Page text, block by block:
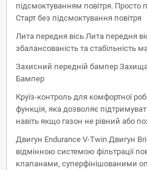
підсмоктуванням повітря. Просто
Старт без підсмоктування повітря
Лита передня вісь Лита передня
збалансованість та стабільність
Захисний передній бампер
Бампер
Круїз-контроль для комфортної
функція, яка дозволяє
навіть якщо газон не рівний або
Двигун Endurance V-Twin Двигун
відмінною системою фільтрації
клапанами, суперфінішованими